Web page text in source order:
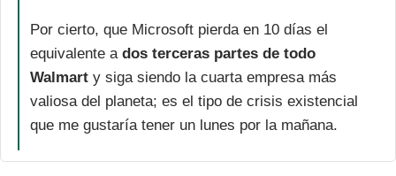
Por cierto, que Microsoft pierda en 10 días el
equivalente a dos terceras partes de todo
Walmart y siga siendo la cuarta empresa más
valiosa del planeta; es el tipo de crisis existencial
que me gustaría tener un lunes por la mañana.